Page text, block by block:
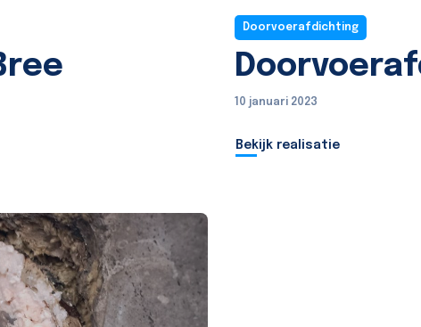
Doorvoerafdichting
10 januari 2023
Bekijk realisatie